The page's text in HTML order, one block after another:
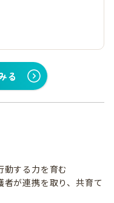
る
動する力を育む
者が連携を取り、共育て